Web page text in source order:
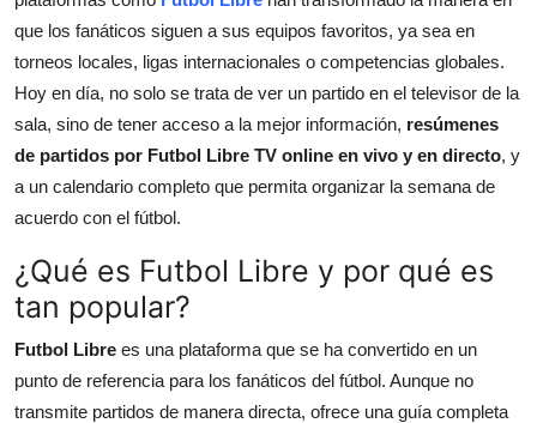
Crypto
Business
Finance
Tech
Real Estate
General
Top 10
que los fanáticos siguen a sus equipos favoritos, ya sea en
torneos locales, ligas internacionales o competencias globales.
Hoy en día, no solo se trata de ver un partido en el televisor de la
sala, sino de tener acceso a la mejor información, resúmenes
de partidos por Futbol Libre TV online en vivo y en directo, y
a un calendario completo que permita organizar la semana de
acuerdo con el fútbol.
¿Qué es Futbol Libre y por qué es
tan popular?
Futbol Libre es una plataforma que se ha convertido en un
punto de referencia para los fanáticos del fútbol. Aunque no
transmite partidos de manera directa, ofrece una guía completa